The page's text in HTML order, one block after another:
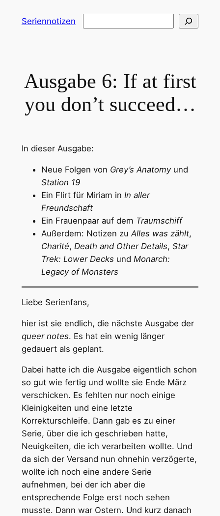
InhaltSeriennotizen
Ausgabe 6: If at first
you don’t succeed…
In dieser Ausgabe:
Neue Folgen von Grey’s Anatomyund
Station 19
Ein Flirt für Miriam in In aller
Freundschaft
Ein Frauenpaar auf dem Traumschiff
Außerdem: Notizen zuAlles was zählt,
Charité, Death and Other Details, Star
Trek: Lower Decks und Monarch:
Legacy of Monsters
Liebe Serienfans,
hier ist sie endlich, die nächste Ausgabe der
queer notes. Es hat ein wenig länger
gedauert als geplant.
Dabei hatte ich die Ausgabe eigentlich schon
so gut wie fertig und wollte sie Ende März
verschicken. Es fehlten nur noch einige
Kleinigkeiten und eine letzte
Korrekturschleife. Dann gab es zu einer
Serie, über die ich geschrieben hatte,
Neuigkeiten, die ich verarbeiten wollte. Und
da sich der Versand nun ohnehin verzögerte,
wollte ich noch eine andere Serie
aufnehmen, bei der ich aber die
entsprechende Folge erst noch sehen
musste. Dann war Ostern. Und kurz danach